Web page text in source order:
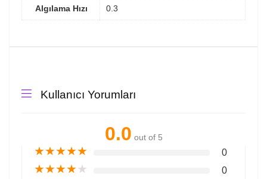
Algılama Hızı 0.3
Kullanıcı Yorumları
0.0 out of 5
★★★★★ 0
★★★★★ 0